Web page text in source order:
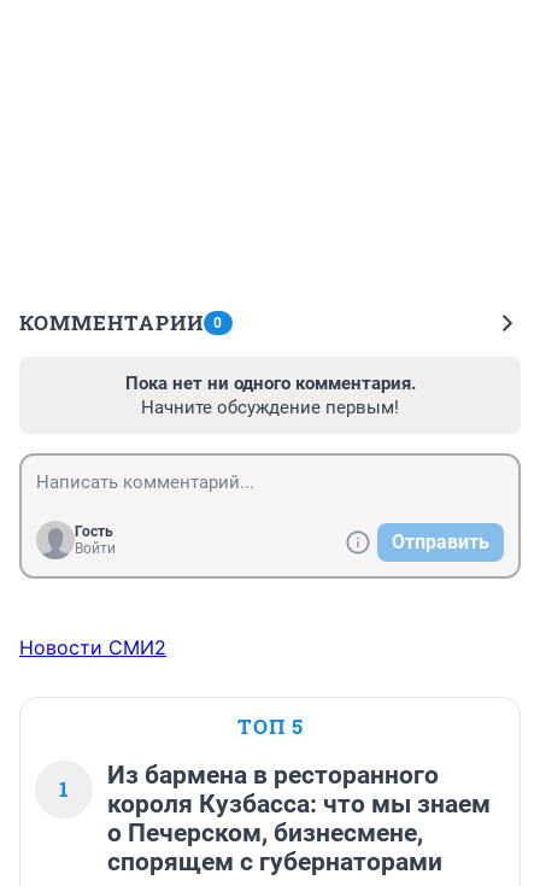
КОММЕНТАРИИ 0
Пока нет ни одного комментария.
Начните обсуждение первым!
Гость
Войти
Отправить
Новости СМИ2
ТОП 5
1
Из бармена в ресторанного
короля Кузбасса: что мы знаем
о Печерском, бизнесмене,
спорящем с губернаторами